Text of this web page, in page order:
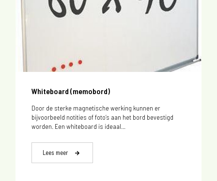
Whiteboard (memobord)
Door de sterke magnetische werking kunnen er
bijvoorbeeld notities of foto’s aan het bord bevestigd
worden. Een whiteboard is ideaal...
Lees meer